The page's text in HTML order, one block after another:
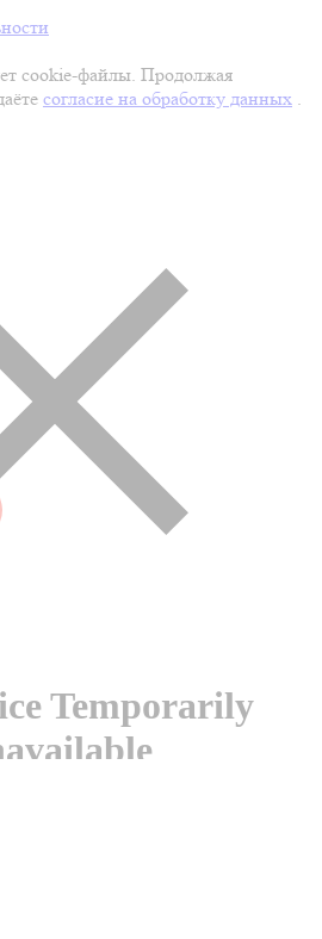
cookie-файлы. Продолжая
согласие на обработку данных .